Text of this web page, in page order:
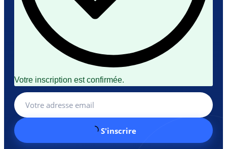
Votre inscription est confirmée.
S'inscrire